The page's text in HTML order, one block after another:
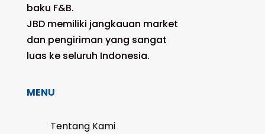
baku F&B.
JBD memiliki jangkauan market
dan pengiriman yang sangat
luas ke seluruh Indonesia.
MENU
Tentang Kami